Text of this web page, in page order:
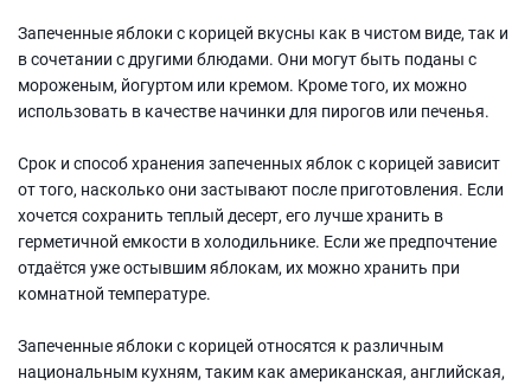
Запеченные яблоки с корицей вкусны как в чистом виде, так и
в сочетании с другими блюдами. Они могут быть поданы с
мороженым, йогуртом или кремом. Кроме того, их можно
использовать в качестве начинки для пирогов или печенья.
Срок и способ хранения запеченных яблок с корицей зависит
от того, насколько они застывают после приготовления. Если
хочется сохранить теплый десерт, его лучше хранить в
герметичной емкости в холодильнике. Если же предпочтение
отдаётся уже остывшим яблокам, их можно хранить при
комнатной температуре.
Запеченные яблоки с корицей относятся к различным
национальным кухням, таким как американская, английская,